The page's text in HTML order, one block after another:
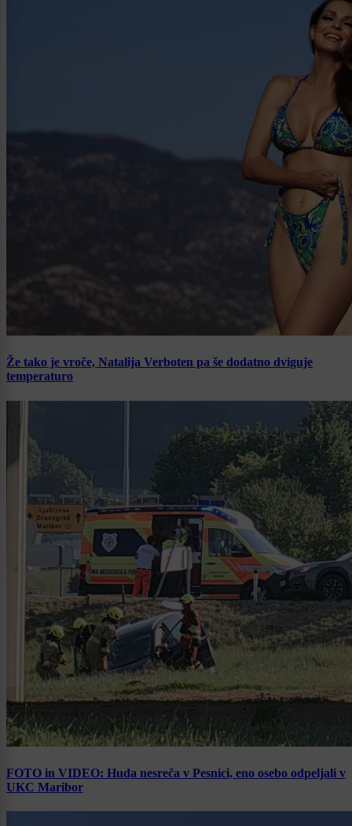
Že tako je vroče, Natalija Verboten pa še dodatno dviguje
temperaturo
FOTO in VIDEO: Huda nesreča v Pesnici, eno osebo odpeljali v
UKC Maribor